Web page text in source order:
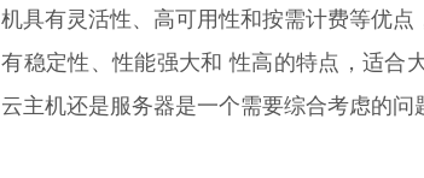
机具有灵活性、高可用性和按需计费等优
有稳定性、性能强大和 性高的特点，适合
云主机还是服务器是一个需要综合考虑的问